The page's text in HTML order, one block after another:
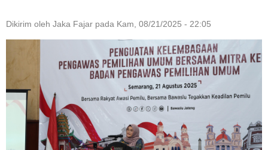
Dikirim oleh Jaka Fajar pada Kam, 08/21/2025 - 22:05